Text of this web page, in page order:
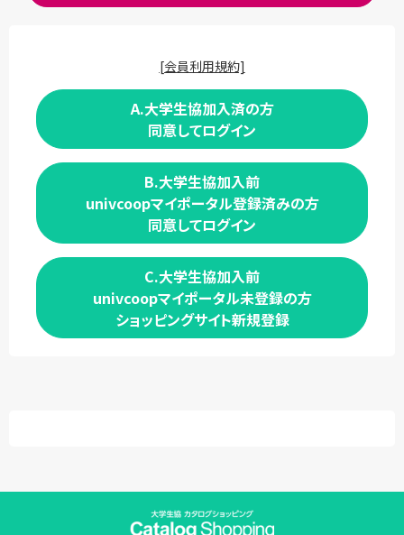
[会員利用規約]
A.大学生協加入済の方
同意してログイン
B.大学生協加入前
univcoopマイポータル登録済みの方
同意してログイン
C.大学生協加入前
univcoopマイポータル未登録の方
ショッピングサイト新規登録